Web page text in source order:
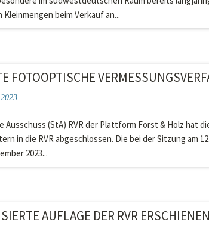
Kleinmengen beim Verkauf an...
FOTOOPTISCHE
2023
Ausschuss (StA) RVR der Plattform Forst & Holz
in die RVR abgeschlossen. Die bei der Sitzung am
2023...
AUFLAGE DER RVR